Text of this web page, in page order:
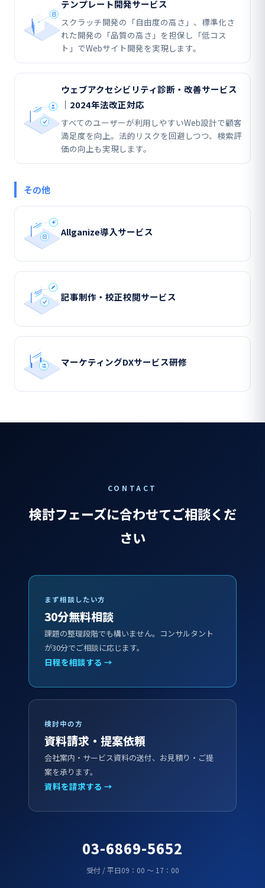
テンプレート開発サービス
スクラッチ開発の「自由度の高さ」、標準化さ
れた開発の「品質の高さ」を担保し「低コス
ト」でWebサイト開発を実現します。
ウェブアクセシビリティ診断・改善サービス
｜2024年法改正対応
すべてのユーザーが利用しやすいWeb設計で顧客
満足度を向上。法的リスクを回避しつつ、検索評
価の向上も実現します。
その他
Allganize導入サービス
記事制作・校正校閲サービス
マーケティングDXサービス研修
CONTACT
検討フェーズに合わせてご相談くだ
さい
まず相談したい方
30分無料相談
課題の整理段階でも構いません。コンサルタント
が30分でご相談に応じます。
日程を相談する →
検討中の方
資料請求・提案依頼
会社案内・サービス資料の送付、お見積り・ご提
案を承ります。
資料を請求する →
03-6869-5652
受付 / 平日09：00 ～ 17：00